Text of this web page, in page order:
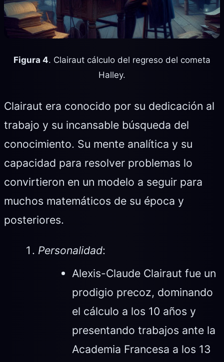
Figura 4. Clairaut cálculo del regreso del cometa
Halley.
Clairaut era conocido por su dedicación al
trabajo y su incansable búsqueda del
conocimiento. Su mente analítica y su
capacidad para resolver problemas lo
convirtieron en un modelo a seguir para
muchos matemáticos de su época y
posteriores.
Personalidad:
Alexis-Claude Clairaut fue un
prodigio precoz, dominando
el cálculo a los 10 años y
presentando trabajos ante la
Academia Francesa a los 13